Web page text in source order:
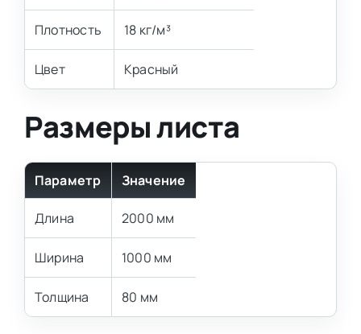
Плотность 18 кг/м³
Цвет Красный
Размеры листа
Параметр Значение
Длина 2000 мм
Ширина 1000 мм
Толщина 80 мм